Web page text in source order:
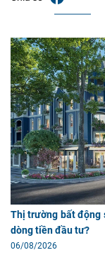
Thị trường bất động
dòng tiền đầu tư?
06/08/2026